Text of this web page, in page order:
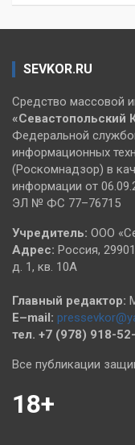
SEVKOR.RU
Средство массовой
«Севастопольский
Федеральной
информационных
(Роскомнадзор) в
информации от
ЭЛ № ФС 77–76715
Учредитель: ООО
Адрес: Россия,
д. 1, кв. 10А
Главный редактор:
E–mail:
тел. +7 (978) 918-
Все публикации
18+